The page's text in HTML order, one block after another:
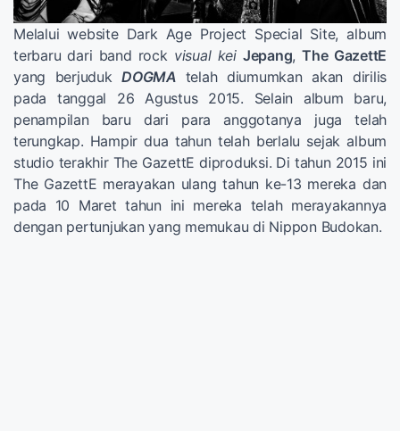
Melalui website Dark Age Project Special Site, album
terbaru dari band rock visual kei Jepang,The GazettE
yang berjudukDOGMA telah diumumkan akan dirilis
pada tanggal 26 Agustus 2015. Selain album baru,
penampilan baru dari para anggotanya juga telah
terungkap. Hampir dua tahun telah berlalu sejak album
studio terakhir The GazettE diproduksi. Di tahun 2015 ini
The GazettE merayakan ulang tahun ke-13 mereka dan
pada 10 Maret tahun ini mereka telah merayakannya
dengan pertunjukan yang memukau di Nippon Budokan.